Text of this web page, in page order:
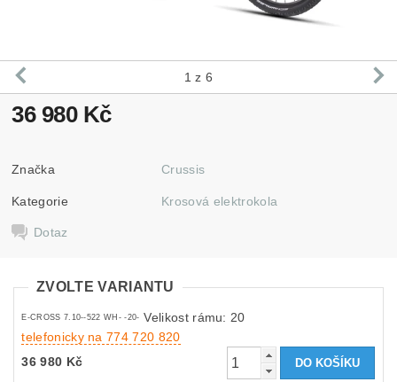
1 z 6
36 980 Kč
Značka Crussis
Kategorie Krosová elektrokola
Dotaz
ZVOLTE VARIANTU
E-CROSS 7.10--522 WH- -20- Velikost rámu: 20
telefonicky na 774 720 820
36 980 Kč